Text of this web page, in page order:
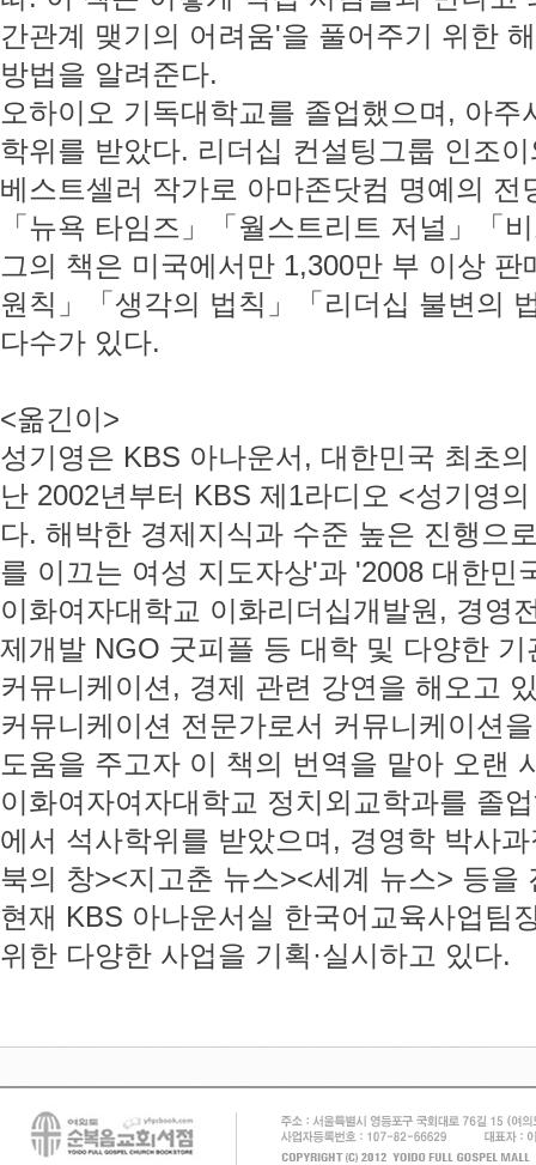
간관계 맺기의 어려움'을 풀어주기 위한
방법을 알려준다.
오하이오 기독대학교를 졸업했으며, 아
학위를 받았다. 리더십 컨설팅그룹 인조
베스트셀러 작가로 아마존닷컴 명예의
「뉴욕 타임즈」「월스트리트 저널」「
그의 책은 미국에서만 1,300만 부 이상
원칙」「생각의 법칙」「리더십 불변의
다수가 있다.
<옮긴이>
성기영은 KBS 아나운서, 대한민국 최초
난 2002년부터 KBS 제1라디오 <성기영
다. 해박한 경제지식과 수준 높은 진행으
를 이끄는 여성 지도자상'과 '2008 대한민
이화여자대학교 이화리더십개발원, 경영
제개발 NGO 굿피플 등 대학 및 다양한
커뮤니케이션, 경제 관련 강연을 해오고
커뮤니케이션 전문가로서 커뮤니케이션
도움을 주고자 이 책의 번역을 맡아 오랜
이화여자여자대학교 정치외교학과를 졸
에서 석사학위를 받았으며, 경영학 박사
북의 창><지고춘 뉴스><세계 뉴스> 등을
현재 KBS 아나운서실 한국어교육사업팀
위한 다양한 사업을 기획·실시하고 있다.